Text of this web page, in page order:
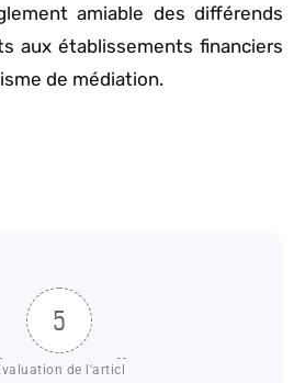
amiable des différends
aux établissements financiers
de médiation.
5
de l'articl